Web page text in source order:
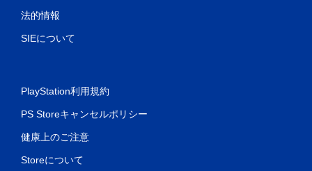
法的情報
SIEについて
PlayStation利用規約
PS Storeキャンセルポリシー
健康上のご注意
Storeについて